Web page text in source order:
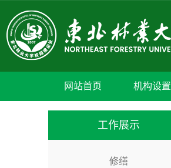
网站首页 机构设置
工作展示
修缮